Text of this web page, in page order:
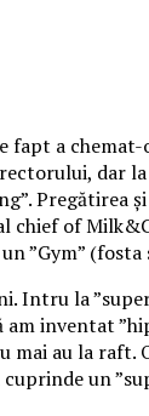
fapt a
dar
of
”Gym”
la
inventat
au la raft.
un